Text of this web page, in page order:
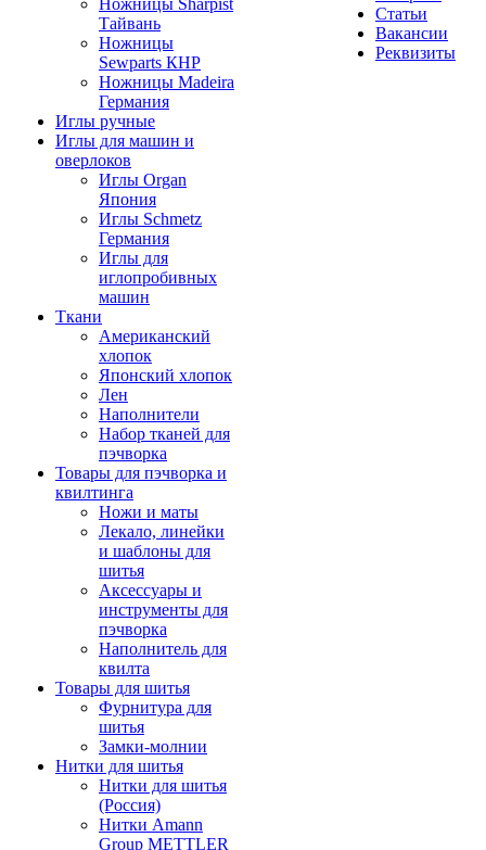
Ножницы Sharpist
Тайвань
Ножницы
Sewparts КНР
Ножницы Madeira
Германия
Иглы ручные
Иглы для машин и
оверлоков
Иглы Organ
Япония
Иглы Schmetz
Германия
Иглы для
иглопробивных
машин
Ткани
Американский
хлопок
Японский хлопок
Лен
Наполнители
Набор тканей для
пэчворка
Товары для пэчворка и
квилтинга
Ножи и маты
Лекало, линейки
и шаблоны для
шитья
Аксессуары и
инструменты для
пэчворка
Наполнитель для
квилта
Товары для шитья
Фурнитура для
шитья
Замки-молнии
Нитки для шитья
Нитки для шитья
(Россия)
Нитки Amann
Group METTLER
Статьи
Вакансии
Реквизиты